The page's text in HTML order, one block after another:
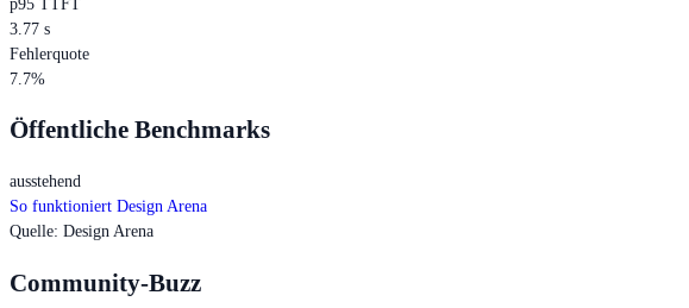
p95 TTFT
3.77 s
Fehlerquote
7.7%
Öffentliche Benchmarks
ausstehend
So funktioniert Design Arena
Quelle: Design Arena
Community-Buzz